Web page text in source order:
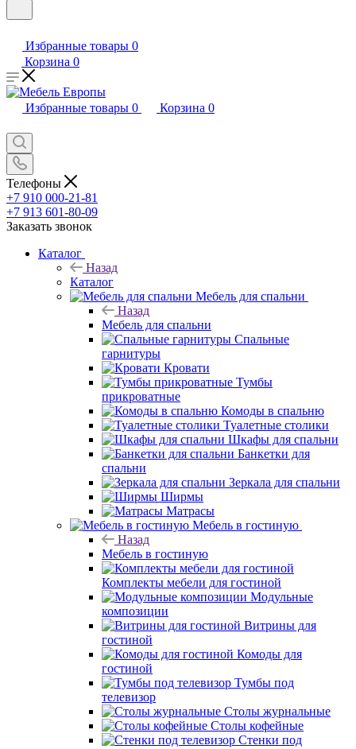
Избранные товары 0
Корзина 0
Избранные товары 0 Корзина 0
Телефоны
+7 910 000-21-81
+7 913 601-80-09
Заказать звонок
Каталог
Назад
Каталог
Мебель для спальни
Назад
Мебель для спальни
Спальные
гарнитуры
Кровати
Тумбы
прикроватные
Комоды в спальню
Туалетные столики
Шкафы для спальни
Банкетки для
спальни
Зеркала для спальни
Ширмы
Матрасы
Мебель в гостиную
Назад
Мебель в гостиную
Комплекты мебели для гостиной
Модульные
композиции
Витрины для
гостиной
Комоды для
гостиной
Тумбы под
телевизор
Столы журнальные
Столы кофейные
Стенки под